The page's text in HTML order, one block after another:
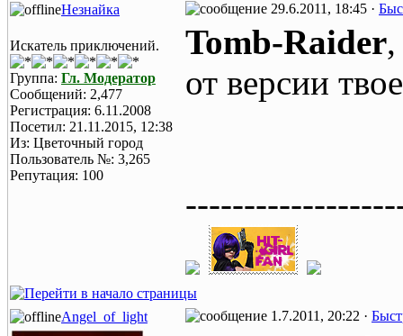
Незнайка 29.6.2011, 18:45 ·
Искатель приключений.
Группа: Гл. Модератор
Сообщений: 2,477
Регистрация: 6.11.2008
Посетил: 21.11.2015, 12:38
Из: Цветочный город
Пользователь №: 3,265
Репутация: 100
Tomb-Raider
от версии
Angel_of_light 1.7.2011, 20:22 ·